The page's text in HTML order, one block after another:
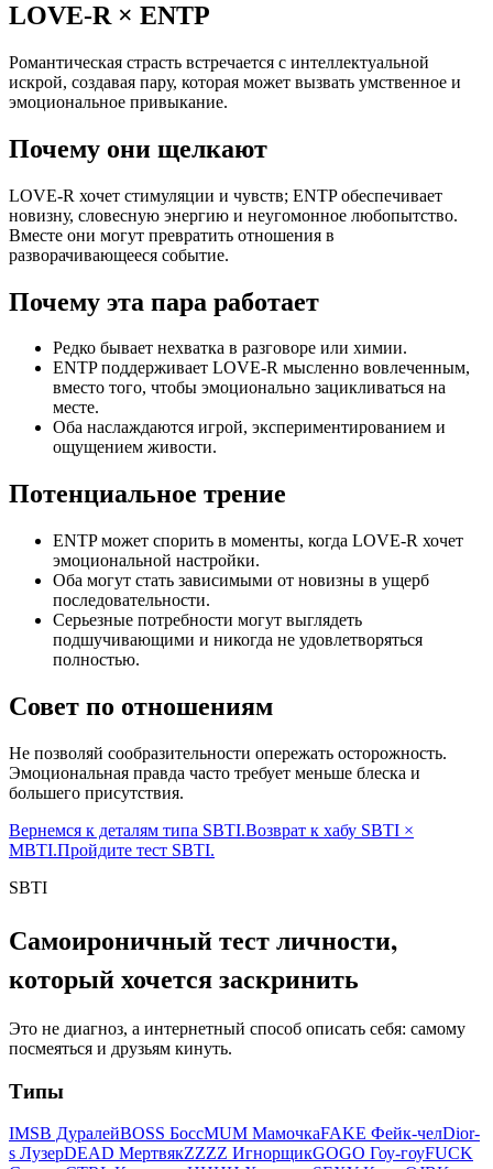
LOVE-R × ENTP
Романтическая страсть встречается с интеллектуальной
искрой, создавая пару, которая может вызвать умственное и
эмоциональное привыкание.
Почему они щелкают
LOVE-R хочет стимуляции и чувств; ENTP обеспечивает
новизну, словесную энергию и неугомонное любопытство.
Вместе они могут превратить отношения в
разворачивающееся событие.
Почему эта пара работает
Редко бывает нехватка в разговоре или химии.
ENTP поддерживает LOVE-R мысленно вовлеченным,
вместо того, чтобы эмоционально зацикливаться на
месте.
Оба наслаждаются игрой, экспериментированием и
ощущением живости.
Потенциальное трение
ENTP может спорить в моменты, когда LOVE-R хочет
эмоциональной настройки.
Оба могут стать зависимыми от новизны в ущерб
последовательности.
Серьезные потребности могут выглядеть
подшучивающими и никогда не удовлетворяться
полностью.
Совет по отношениям
Не позволяй сообразительности опережать осторожность.
Эмоциональная правда часто требует меньше блеска и
большего присутствия.
Вернемся к деталям типа SBTI.Возврат к хабу SBTI ×
MBTI.Пройдите тест SBTI.
SBTI
Самоироничный тест личности,
который хочется заскринить
Это не диагноз, а интернетный способ описать себя: самому
посмеяться и друзьям кинуть.
Типы
IMSB ДуралейBOSS БоссMUM МамочкаFAKE Фейк-челDior-
s ЛузерDEAD МертвякZZZZ ИгнорщикGOGO Гоу-гоуFUCK